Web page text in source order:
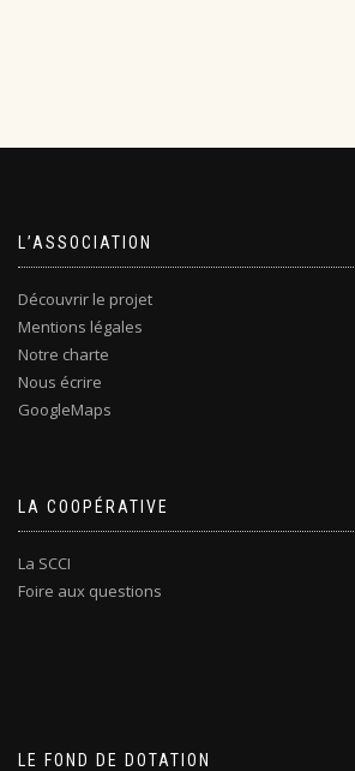
L’ASSOCIATION
Découvrir le projet
Mentions légales
Notre charte
Nous écrire
GoogleMaps
LA COOPÉRATIVE
La SCCI
Foire aux questions
LE FOND DE DOTATION